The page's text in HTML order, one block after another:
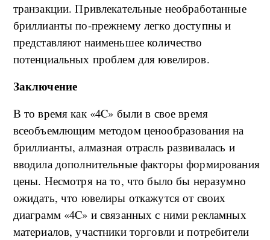
транзакции. Привлекательные необработанные
бриллианты по-прежнему легко доступны и
представляют наименьшее количество
потенциальных проблем для ювелиров.
Заключение
В то время как «4C» были в свое время
всеобъемлющим методом ценообразования на
бриллианты, алмазная отрасль развивалась и
вводила дополнительные факторы формирования
цены. Несмотря на то, что было бы неразумно
ожидать, что ювелиры откажутся от своих
диаграмм «4C» и связанных с ними рекламных
материалов, участники торговли и потребители